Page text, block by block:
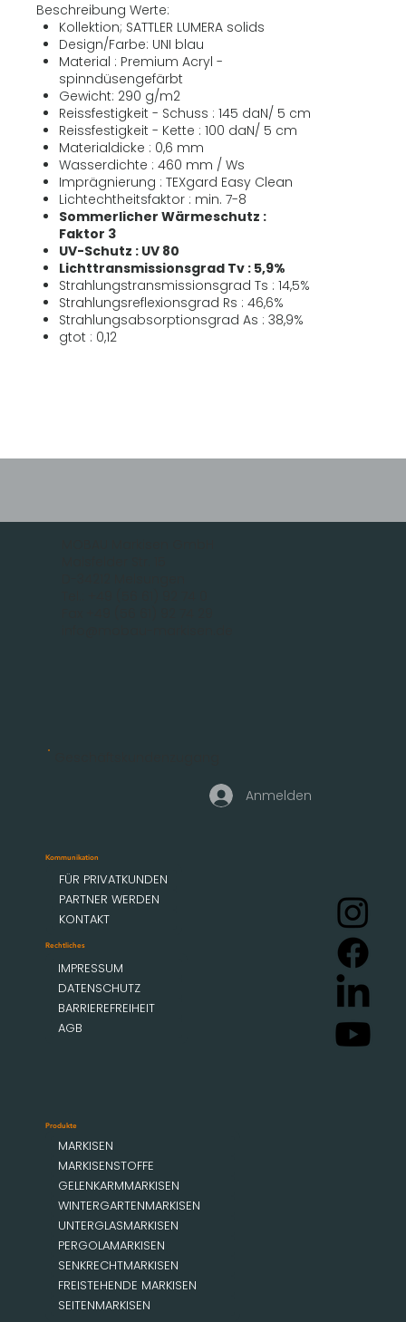
Beschreibung Werte:
Kollektion; SATTLER LUMERA solids
Design/Farbe: UNI blau
Material : Premium Acryl -
spinndüsengefärbt
Gewicht: 290 g/m2
Reissfestigkeit - Schuss : 145 daN/ 5 cm
Reissfestigkeit - Kette : 100 daN/ 5 cm
Materialdicke : 0,6 mm
Wasserdichte : 460 mm / Ws
Imprägnierung : TEXgard Easy Clean
Lichtechtheitsfaktor : min. 7-8
Sommerlicher Wärmeschutz :
Faktor 3
UV-Schutz : UV 80
Lichttransmissionsgrad Tv : 5,9%
Strahlungstransmissionsgrad Ts : 14,5%
Strahlungsreflexionsgrad Rs : 46,6%
Strahlungsabsorptionsgrad As : 38,9%
gtot : 0,12
Produkte
MARKISEN
MARKISENSTOFFE
GELENKARMMARKISEN
WINTERGARTENMARKISEN
UNTERGLASMARKISEN
PERGOLAMARKISEN
SENKRECHTMARKISEN
FREISTEHENDE MARKISEN
SEITENMARKISEN
Kommunikation
FÜR PRIVATKUNDEN
PARTNER WERDEN
KONTAKT
Rechtliches
IMPRESSUM
DATENSCHUTZ
BARRIEREFREIHEIT
AGB
Anmelden